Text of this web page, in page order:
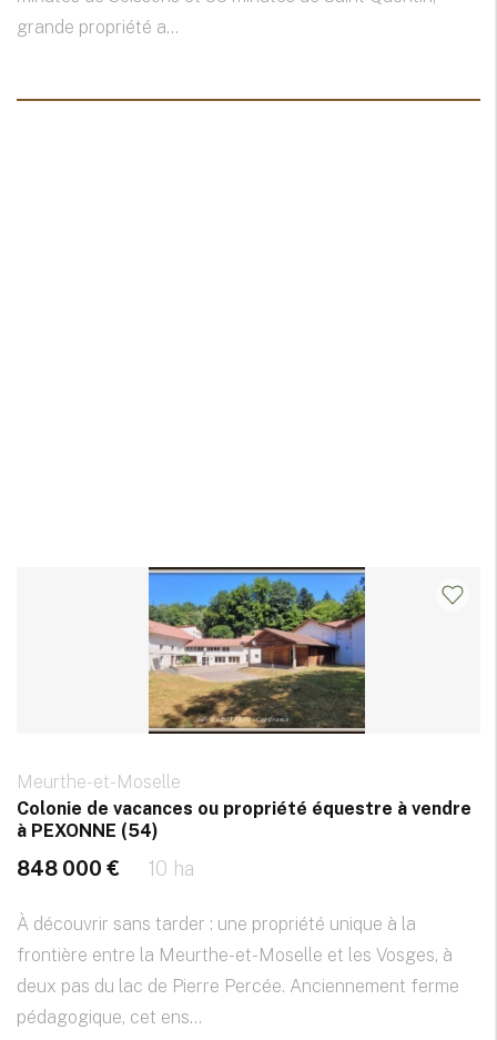
grande propriété a...
Meurthe-et-Moselle
Colonie de vacances ou propriété équestre à vendre
à PEXONNE (54)
848 000 € 10 ha
À découvrir sans tarder : une propriété unique à la
frontière entre la Meurthe-et-Moselle et les Vosges, à
deux pas du lac de Pierre Percée. Anciennement ferme
pédagogique, cet ens...